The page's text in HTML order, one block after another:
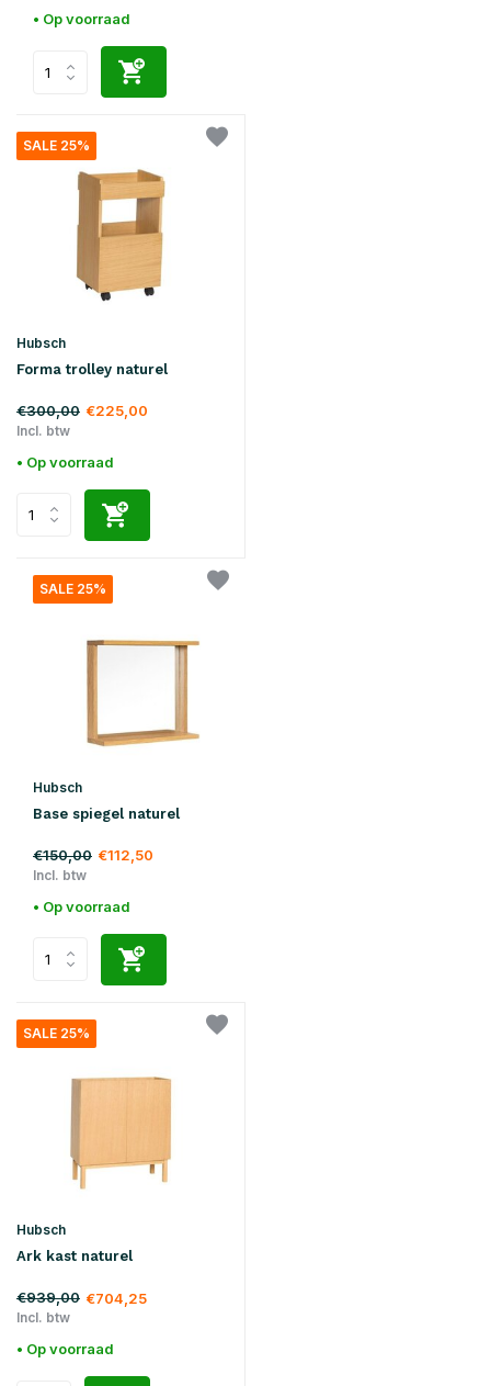
• Op voorraad
SALE 25%
Hubsch
Forma trolley naturel
€300,00 €225,00
Incl. btw
• Op voorraad
SALE 25%
Hubsch
Base spiegel naturel
€150,00 €112,50
Incl. btw
• Op voorraad
SALE 25%
Hubsch
Ark kast naturel
€939,00 €704,25
Incl. btw
• Op voorraad